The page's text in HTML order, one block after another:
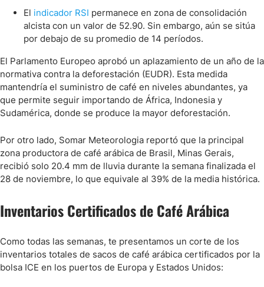
El indicador RSI permanece en zona de consolidación
alcista con un valor de 52.90. Sin embargo, aún se sitúa
por debajo de su promedio de 14 períodos.
El Parlamento Europeo aprobó un aplazamiento de un año de la
normativa contra la deforestación (EUDR). Esta medida
mantendría el suministro de café en niveles abundantes, ya
que permite seguir importando de África, Indonesia y
Sudamérica, donde se produce la mayor deforestación.
Por otro lado, Somar Meteorologia reportó que la principal
zona productora de café arábica de Brasil, Minas Gerais,
recibió solo 20.4 mm de lluvia durante la semana finalizada el
28 de noviembre, lo que equivale al 39% de la media histórica.
Inventarios Certificados de Café Arábica
Como todas las semanas, te presentamos un corte de los
inventarios totales de sacos de café arábica certificados por la
bolsa ICE en los puertos de Europa y Estados Unidos: